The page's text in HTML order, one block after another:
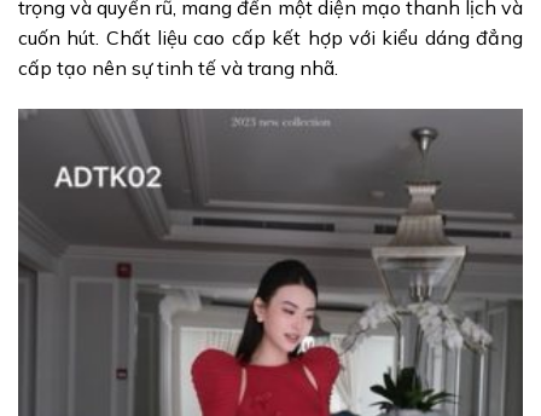
trọng và quyến rũ, mang đến một diện mạo thanh lịch và
cuốn hút. Chất liệu cao cấp kết hợp với kiểu dáng đẳng
cấp tạo nên sự tinh tế và trang nhã.